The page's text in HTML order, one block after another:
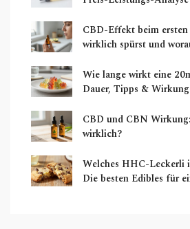
CBD-Effekt beim
wirklich spürst und
Wie lange wirkt eine
Dauer, Tipps & Wirkung
CBD und CBN
wirklich?
Welches HHC-Leckerli
Die besten Edibles für